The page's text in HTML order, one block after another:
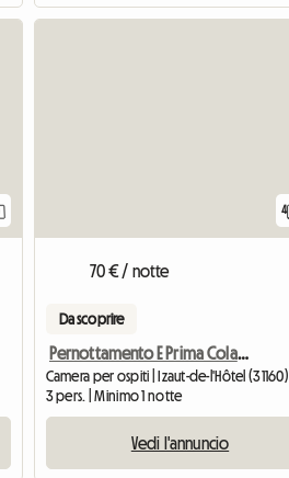
4
70 € / notte
Da scoprire
Pernottamento E Prima Colazione - Izaut Dell'hotel
Camera per ospiti | Izaut-de-l'Hôtel (31160)
3 pers. | Minimo 1 notte
Vedi l'annuncio